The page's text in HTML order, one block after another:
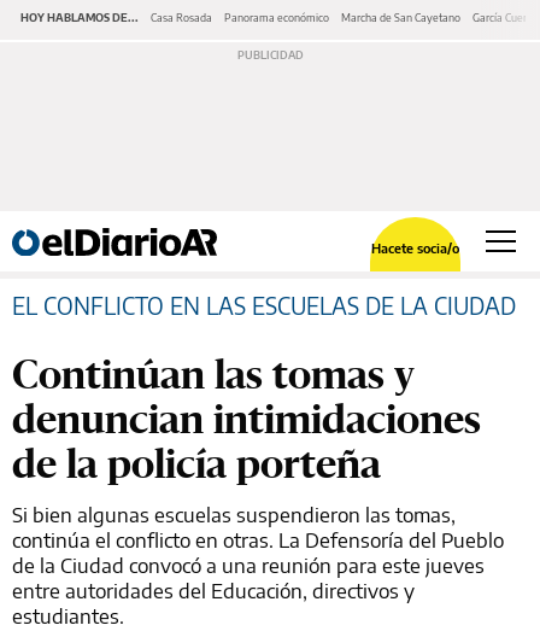
HOY HABLAMOS DE... Casa Rosada Panorama económico Marcha de San Cayetano García Cuerva
Hacete socia/o
EL CONFLICTO EN LAS ESCUELAS DE LA CIUDAD
Continúan las tomas y
denuncian intimidaciones
de la policía porteña
Si bien algunas escuelas suspendieron las tomas,
continúa el conflicto en otras. La Defensoría del Pueblo
de la Ciudad convocó a una reunión para este jueves
entre autoridades del Educación, directivos y
estudiantes.